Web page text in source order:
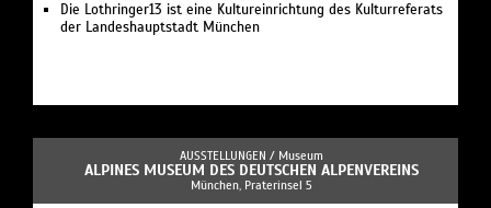
Die Lothringer13 ist eine Kultureinrichtung des Kulturreferats
der Landeshauptstadt München
AUSSTELLUNGEN / Museum
ALPINES MUSEUM DES DEUTSCHEN ALPENVEREINS
München, Praterinsel 5